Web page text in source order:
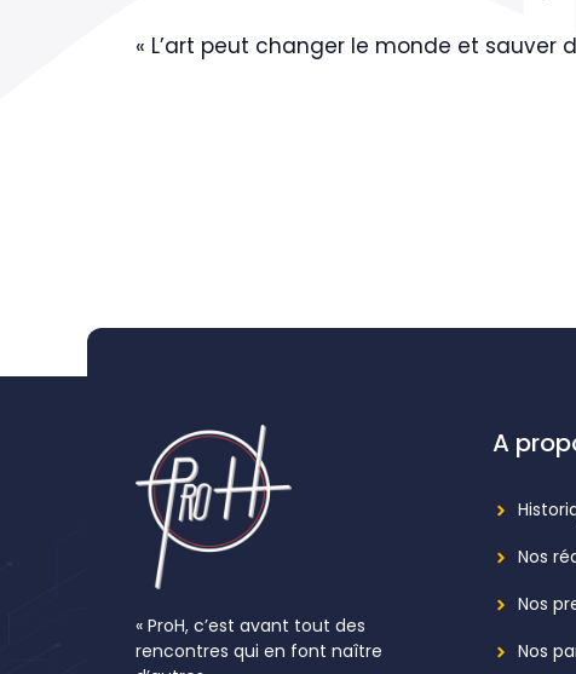
« L’art peut changer le monde et sauver
« ProH, c’est avant tout des
rencontres qui en font naître
A
Nos
Nos
Nos p